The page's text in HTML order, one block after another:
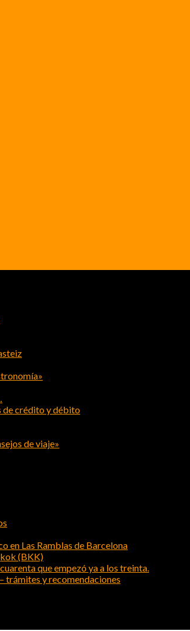
de crédito y débito
de viaje»
en Las Ramblas de Barcelona
(BKK)
que empezó ya a los treinta.
trámites y recomendaciones